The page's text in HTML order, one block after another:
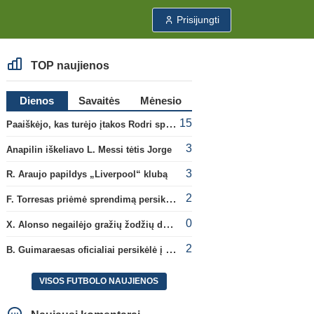
Prisijungti
TOP naujienos
Dienos Savaitės
Mėnesio
Paaiškėjo, kas turėjo įtakos Rodri sprendimui pasirinkti Barselonos pusę 15
Anapilin iškeliavo L. Messi tėtis Jorge 3
R. Araujo papildys „Liverpool“ klubą 3
F. Torresas priėmė sprendimą persikelti į PSG ekipą 2
X. Alonso negailėjo gražių žodžių dabartiniam savo klubui „Chelsea“ 0
B. Guimaraesas oficialiai persikėlė į „Arsenal“ klubą 2
VISOS FUTBOLO NAUJIENOS